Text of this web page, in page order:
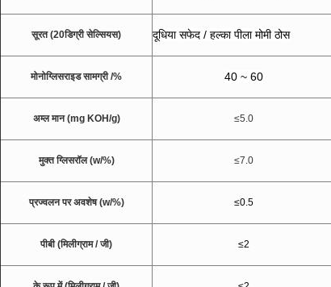
सूरत (20डिग्री सेल्सियस) दूधिया सफेद / हल्का पीला मोमी ठोस
मोनोग्लिसराइड सामग्री /% 40 ~ 60
अम्ल मान (mg KOH/g) ≤5.0
मुक्त ग्लिसरॉल (w/%) ≤7.0
प्रज्वलन पर अवशेष (w/%) ≤0.5
पीबी (मिलीग्राम / जी) ≤2